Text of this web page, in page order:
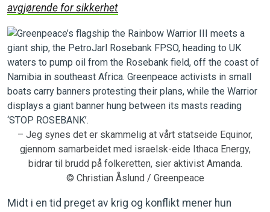
avgjørende for sikkerhet
– Jeg synes det er skammelig at vårt statseide Equinor,
gjennom samarbeidet med israelsk-eide Ithaca Energy,
bidrar til brudd på folkeretten, sier aktivist Amanda.
© Christian Åslund / Greenpeace
Midt i en tid preget av krig og konflikt mener hun